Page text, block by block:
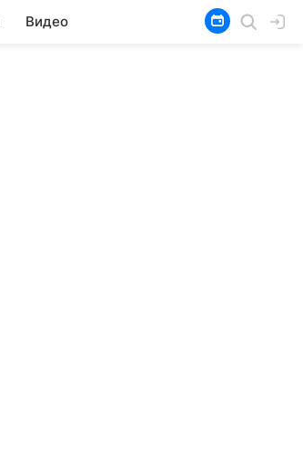
Видео